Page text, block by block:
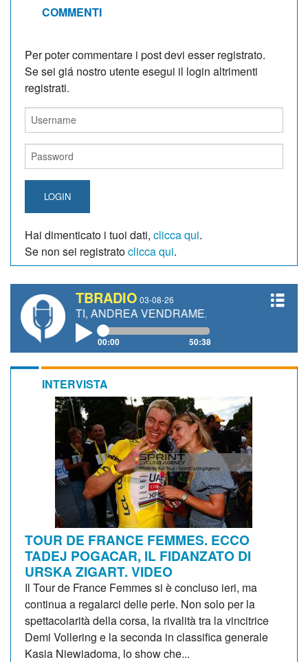
COMMENTI
Per poter commentare i post devi esser registrato.
Se sei giá nostro utente esegui il login altrimenti
registrati.
LOGIN
Hai dimenticato i tuoi dati, clicca qui.
Se non sei registratoclicca qui.
TBRADIO 03-08-26
ANDREA VENDRAME, FILIPPO FIORELLI
00:00 50:38
INTERVISTA
TOUR DE FRANCE FEMMES. ECCO
TADEJ POGACAR, IL FIDANZATO DI
URSKA ZIGART. VIDEO
Il Tour de France Femmes si è concluso ieri, ma
continua a regalarci delle perle. Non solo per la
spettacolarità della corsa, la rivalità tra la vincitrice
Demi Vollering e la seconda in classifica generale
Kasia Niewiadoma, lo show che...